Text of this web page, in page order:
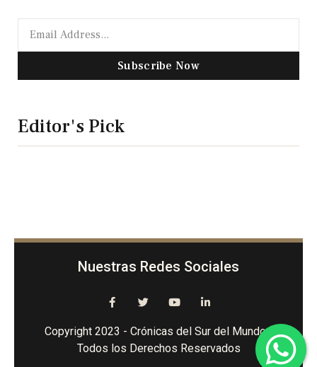
Subscribe Now
Editor's Pick
Nuestras Redes Sociales
Copyright 2023 - Crónicas del Sur del Mundo -
Todos los Derechos Reservados